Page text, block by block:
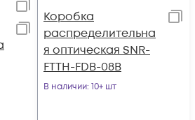
Коробка
распределительна
я оптическая SNR-
FTTH-FDB-08B
В наличии: 10+ шт